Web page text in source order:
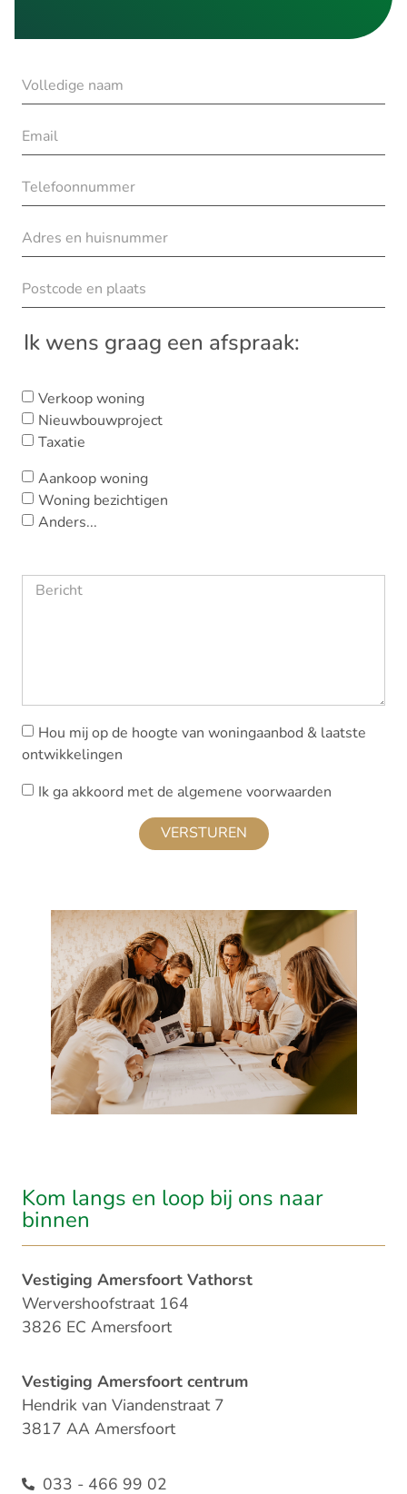
Ik wens graag een afspraak:
Verkoop woning
Nieuwbouwproject
Taxatie
Aankoop woning
Woning bezichtigen
Anders...
Hou mij op de hoogte van woningaanbod & laatste
ontwikkelingen
Ik ga akkoord met de algemene voorwaarden
VERSTUREN
Kom langs en loop bij ons naar
binnen​
Vestiging Amersfoort Vathorst
Wervershoofstraat 164
3826 EC Amersfoort
Vestiging Amersfoort centrum
Hendrik van Viandenstraat 7
3817 AA Amersfoort
033 - 466 99 02